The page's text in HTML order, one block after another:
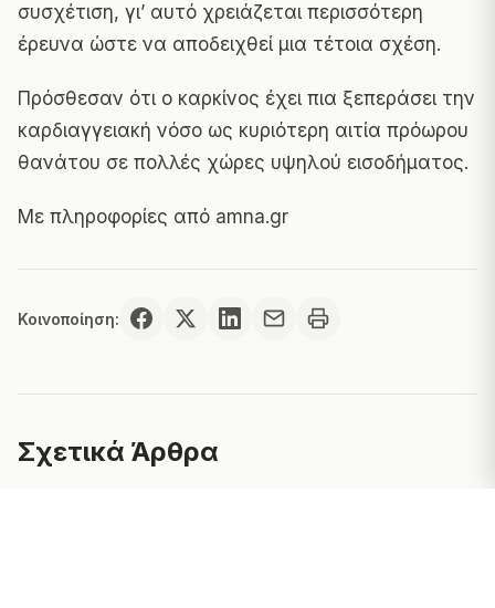
συσχέτιση, γι’ αυτό χρειάζεται περισσότερη
έρευνα ώστε να αποδειχθεί μια τέτοια σχέση.
Πρόσθεσαν ότι ο καρκίνος έχει πια ξεπεράσει την
καρδιαγγειακή νόσο ως κυριότερη αιτία πρόωρου
θανάτου σε πολλές χώρες υψηλού εισοδήματος.
Με πληροφορίες από amna.gr
Κοινοποίηση:
Σχετικά Άρθρα